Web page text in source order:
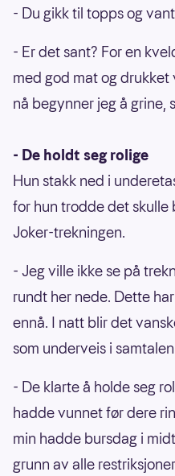
- Du gikk til topps og
- Er det sant? For en
med god mat og drukket
nå begynner jeg å grine,
- De holdt seg rolige
Hun stakk ned i
for hun trodde det skulle
Joker-trekningen.
- Jeg ville ikke se på
rundt her nede. Dette
ennå. I natt blir det
som underveis i
- De klarte å holde seg
hadde vunnet før dere
min hadde bursdag i
grunn av alle